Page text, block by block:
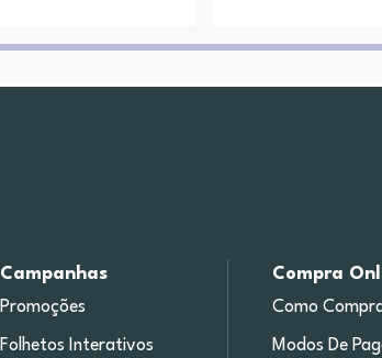
Campanhas
Promoções
Folhetos Interativos
Compra
Como
Modos De